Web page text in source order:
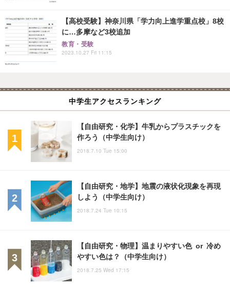
【高校受験】神奈川県「学力向上進学重点校」8校
に…多摩など3校追加
教育・受験
2023.10.27 Fri 11:15
中学生アクセスランキング
【自由研究・化学】牛乳からプラスチックを
作ろう（中学生向け）
2018.7.10 Tue 15:00
【自由研究・地学】地震の液状化現象を再現
しよう（中学生向け）
2018.7.24 Tue 10:15
【自由研究・物理】温まりやすい色 or 冷め
やすい色は？（中学生向け）
2018.7.25 Wed 17:15